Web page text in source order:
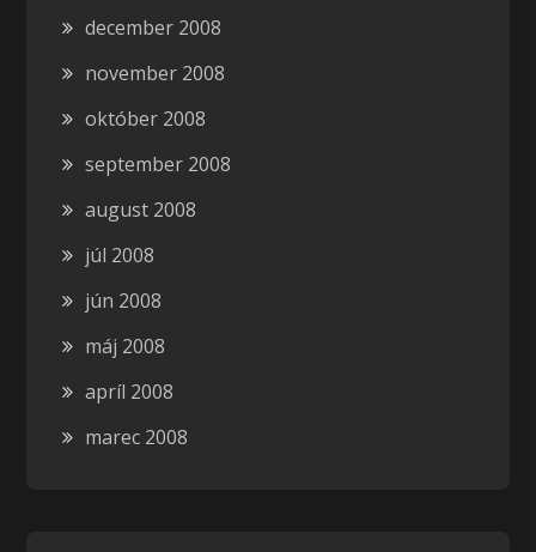
december 2008
november 2008
október 2008
september 2008
august 2008
júl 2008
jún 2008
máj 2008
apríl 2008
marec 2008